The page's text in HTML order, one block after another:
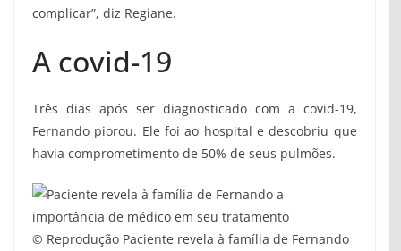
complicar”, diz Regiane.
A covid-19
Três dias após ser diagnosticado com a covid-19,
Fernando piorou. Ele foi ao hospital e descobriu que
havia comprometimento de 50% de seus pulmões.
© Reprodução Paciente revela à família de Fernando